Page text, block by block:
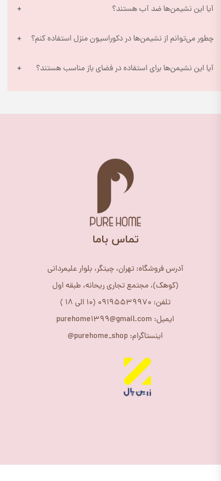
آیا این نشیمن‌ها ضد آب هستند؟
چطور می‌توانم از نشیمن‌ها در دکوراسیون منزل استفاده کنم؟
آیا این نشیمن‌ها برای استفاده در فضای باز مناسب هستند؟
​تماس باما
آدرس فروشگاه: تهران، چیتگر، بلوار علیمردانی
(کوهک)، مجتمع تجاری ریحانه، طبقه اول
تلفن: 09195539970 (10 الی 18 )
ایمیل: purehome1399@gmail.com
اینستاگرام: purehome_shop@